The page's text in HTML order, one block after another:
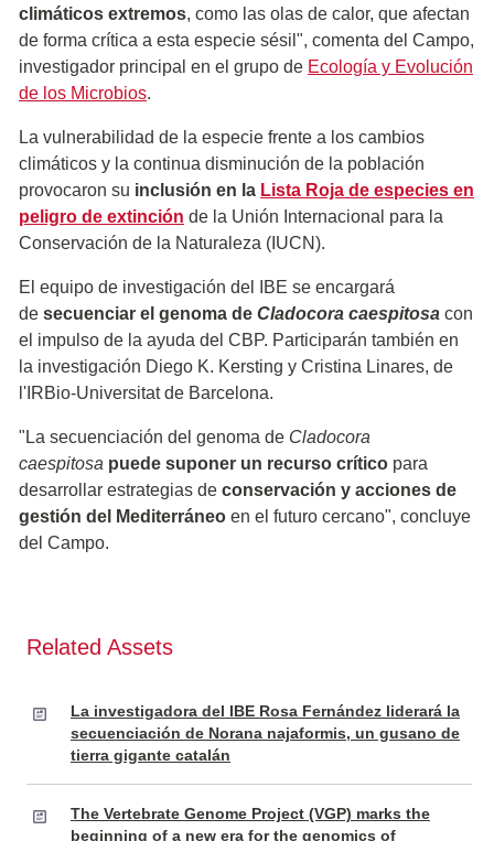
climáticos extremos, como las olas de calor, que afectan
de forma crítica a esta especie sésil", comenta del Campo,
investigador principal en el grupo de Ecología y Evolución
de los Microbios.
La vulnerabilidad de la especie frente a los cambios
climáticos y la continua disminución de la población
provocaron su inclusión en la Lista Roja de especies en
peligro de extinción de la Unión Internacional para la
Conservación de la Naturaleza (IUCN).
El equipo de investigación del IBE se encargará
de secuenciar el genoma de Cladocora caespitosa con
el impulso de la ayuda del CBP. Participarán también en
la investigación Diego K. Kersting y Cristina Linares, de
l'IRBio-Universitat de Barcelona.
"La secuenciación del genoma de Cladocora
caespitosa puede suponer un recurso crítico para
desarrollar estrategias de conservación y acciones de
gestión del Mediterráneo en el futuro cercano", concluye
del Campo.
Related Assets
La investigadora del IBE Rosa Fernández liderará la
secuenciación de Norana najaformis, un gusano de
tierra gigante catalán
The Vertebrate Genome Project (VGP) marks the
beginning of a new era for the genomics of